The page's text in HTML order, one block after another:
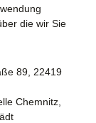
die wir Sie
89, 22419
Chemnitz,